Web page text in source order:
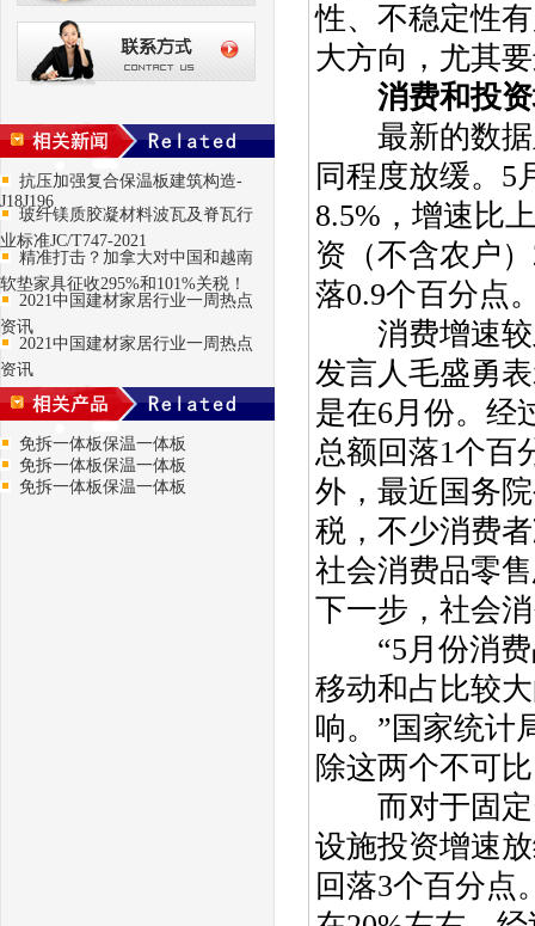
抗压加强复合保温板建筑构造-
J18J196
玻纤镁质胶凝材料波瓦及脊瓦行
业标准JC/T747-2021
精准打击？加拿大对中国和越南
软垫家具征收295%和101%关税！
2021中国建材家居行业一周热点
资讯
2021中国建材家居行业一周热点
资讯
免拆一体板保温一体板
免拆一体板保温一体板
免拆一体板保温一体板
性、不稳定性
大方向，尤其
消费和投
最新的数据
同程度放缓。5
8.5%，增速比
资（不含农户
落0.9个百分点
消费增速较
发言人毛盛勇
是在6月份。经
总额回落1个百
外，最近国务
税，不少消费
社会消费品零
下一步，社会
“5月份消费
移动和占比较
响。”国家统计
除这两个不可
而对于固定
设施投资增速
回落3个百分点